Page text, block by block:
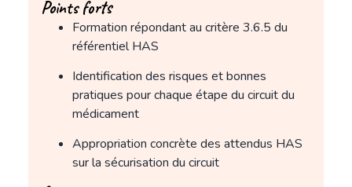
Points forts
Formation répondant au critère 3.6.5 du
référentiel HAS
Identification des risques et bonnes
pratiques pour chaque étape du circuit du
médicament
Appropriation concrète des attendus HAS
sur la sécurisation du circuit